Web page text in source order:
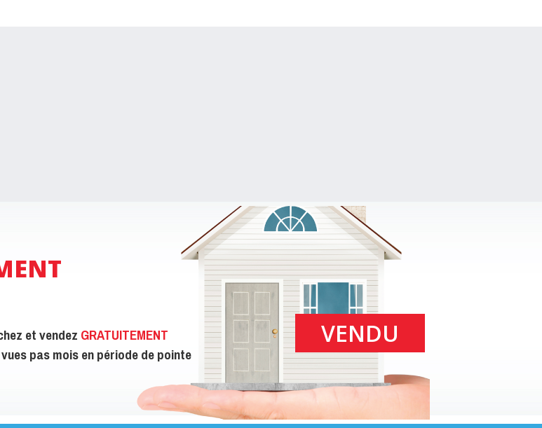
et vendez GRATUITEMENT
pas mois en période de pointe
VENDU